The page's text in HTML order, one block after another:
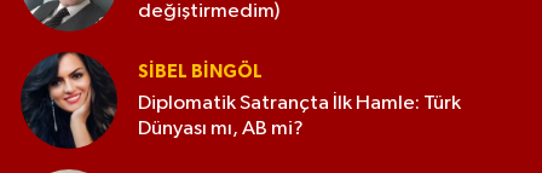
değiştirmedim)
SIBEL BINGÖL
Diplomatik Satrançta İlk Hamle: Türk
Dünyası mı, AB mi?